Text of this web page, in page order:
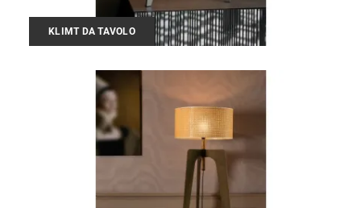
KLIMT DA TAVOLO